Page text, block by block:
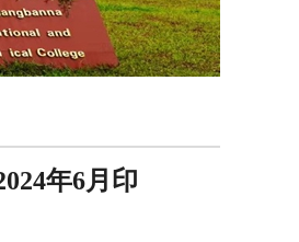
年6月印